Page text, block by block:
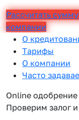
Рассчитать
компании
О
Тарифы
О компании
Часто
Online одобрение
Проверим залог